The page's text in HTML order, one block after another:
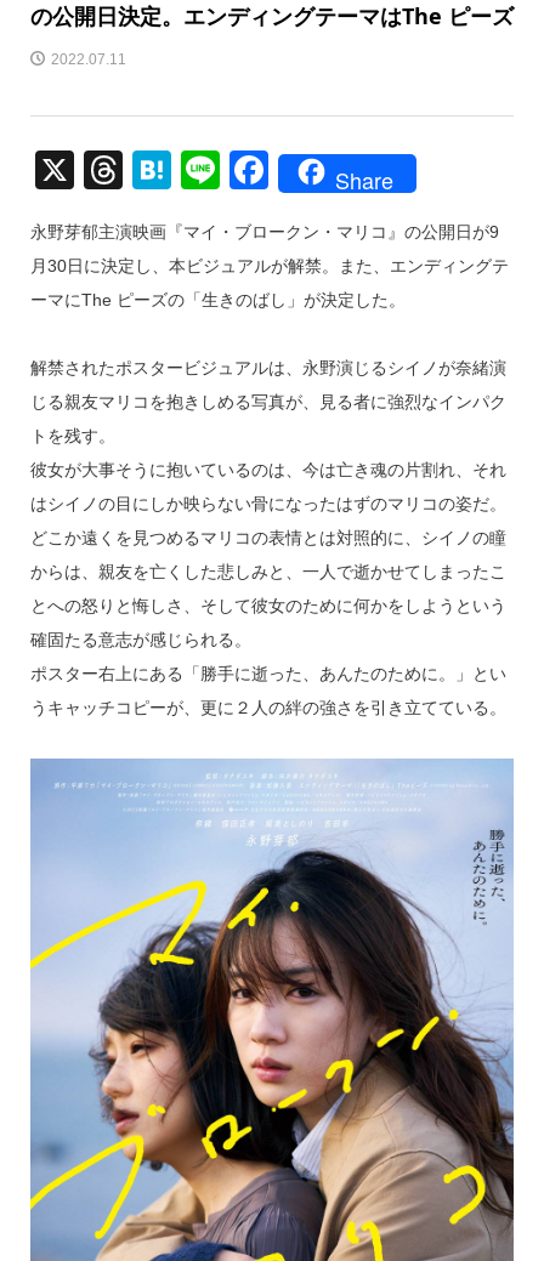
の公開日決定。エンディングテーマはThe ピーズ
2022.07.11
X
T
e
a
s
H
e
n
Li
e
F
c
e
o
o
Share
永野芽郁主演映画『マイ・ブロークン・マリコ』の公開日が9
月30日に決定し、本ビジュアルが解禁。また、エンディングテ
ーマにThe ピーズの「生きのばし」が決定した。
解禁されたポスタービジュアルは、永野演じるシイノが奈緒演
じる親友マリコを抱きしめる写真が、見る者に強烈なインパク
トを残す。
彼女が大事そうに抱いているのは、今は亡き魂の片割れ、それ
はシイノの目にしか映らない骨になったはずのマリコの姿だ。
どこか遠くを見つめるマリコの表情とは対照的に、シイノの瞳
からは、親友を亡くした悲しみと、一人で逝かせてしまったこ
とへの怒りと悔しさ、そして彼女のために何かをしようという
確固たる意志が感じられる。
ポスター右上にある「勝手に逝った、あんたのために。」とい
うキャッチコピーが、更に２人の絆の強さを引き立てている。